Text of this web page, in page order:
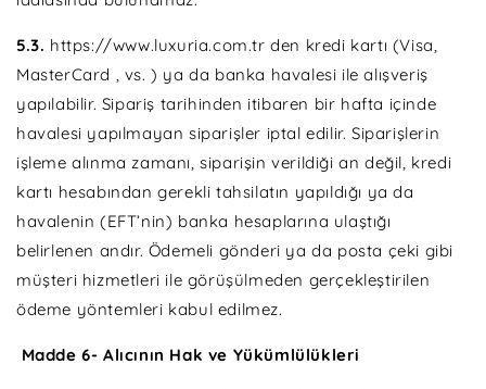
5.3. https://www.luxuria.com.tr den kredi kartı (Visa,
MasterCard , vs. ) ya da banka havalesi ile alışveriş
yapılabilir. Sipariş tarihinden itibaren bir hafta içinde
havalesi yapılmayan siparişler iptal edilir. Siparişlerin
işleme alınma zamanı, siparişin verildiği an değil, kredi
kartı hesabından gerekli tahsilatın yapıldığı ya da
havalenin (EFT’nin) banka hesaplarına ulaştığı
belirlenen andır. Ödemeli gönderi ya da posta çeki gibi
müşteri hizmetleri ile görüşülmeden gerçekleştirilen
ödeme yöntemleri kabul edilmez.
Madde 6- Alıcının Hak ve Yükümlülükleri